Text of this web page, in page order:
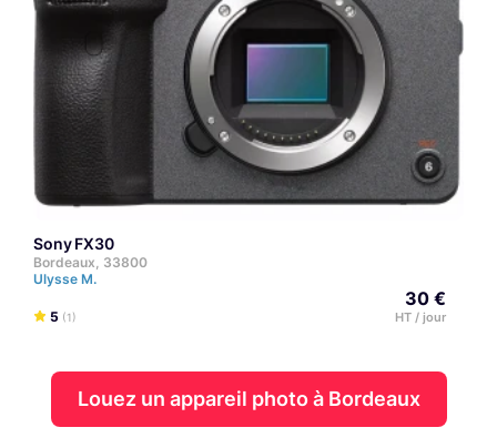
Sony FX30
Bordeaux, 33800
Ulysse M.
5 (1)
30 €
HT / jour
Louez un appareil photo à Bordeaux